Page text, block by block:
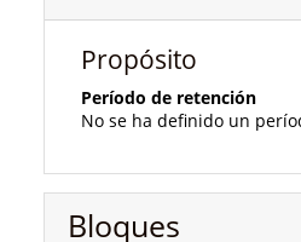
Propósito
Período de retención
No se ha definido un
Bloques